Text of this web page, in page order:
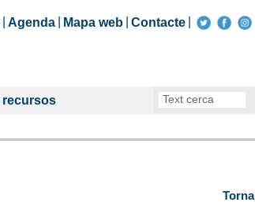
Agenda Mapa web Contacte
recursos
Text
Torna